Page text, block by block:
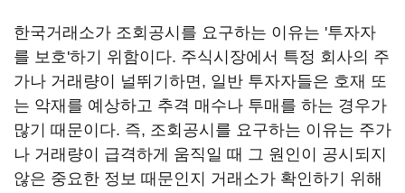
한국거래소가 조회공시를 요구하는 이유는 '투자자
를 보호'하기 위함이다. 주식시장에서 특정 회사의 주
가나 거래량이 널뛰기하면, 일반 투자자들은 호재 또
는 악재를 예상하고 추격 매수나 투매를 하는 경우가
많기 때문이다. 즉, 조회공시를 요구하는 이유는 주가
나 거래량이 급격하게 움직일 때 그 원인이 공시되지
않은 중요한 정보 때문인지 거래소가 확인하기 위해